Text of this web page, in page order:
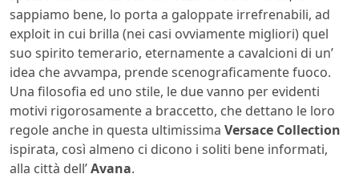
sappiamo bene, lo porta a galoppate irrefrenabili, ad
exploit in cui brilla (nei casi ovviamente migliori) quel
suo spirito temerario, eternamente a cavalcioni di un’
idea che avvampa, prende scenograficamente fuoco.
Una filosofia ed uno stile, le due vanno per evidenti
motivi rigorosamente a braccetto, che dettano le loro
regole anche in questa ultimissima Versace Collection
ispirata, così almeno ci dicono i soliti bene informati,
alla città dell’Avana.